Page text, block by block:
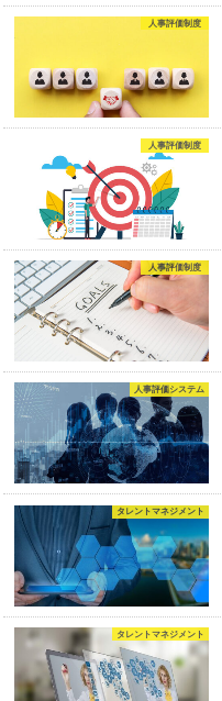
人事評価制度
人事評価制度
人事評価制度
人事評価システム
タレントマネジメント
タレントマネジメント